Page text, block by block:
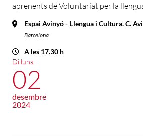
aprenents de Voluntariat per la
Espai Avinyó - Llengua i Cultura. C.
Barcelona
A les 17.30 h
Dilluns
02
desembre
2024